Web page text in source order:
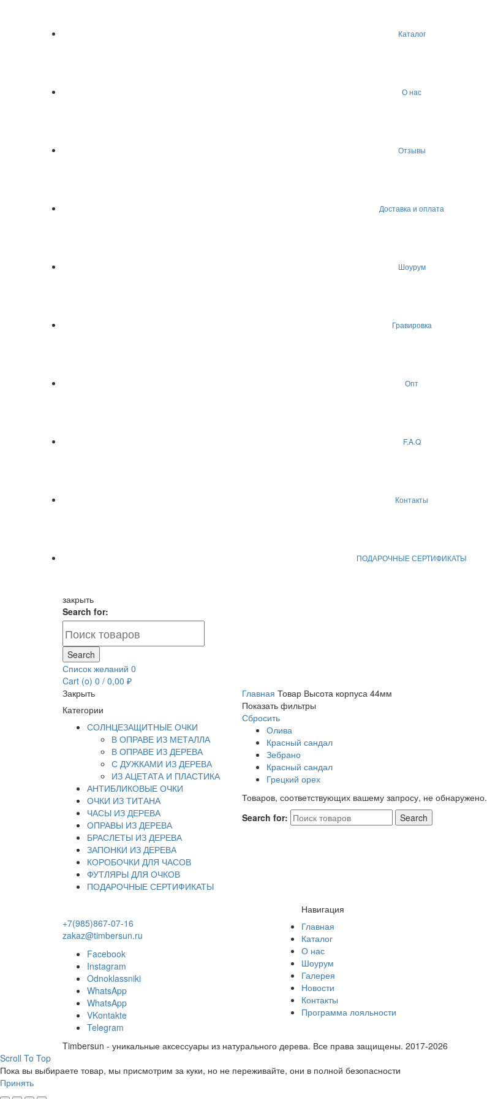
Каталог
О нас
Отзывы
Доставка и оплата
Шоурум
Гравировка
Опт
F.A.Q
Контакты
ПОДАРОЧНЫЕ СЕРТИФИКАТЫ
закрыть
Search for:
Search
Список желаний 0
Cart (o) 0 / 0,00 ₽
Главная Товар Высота корпуса44мм
Показать фильтры
Сбросить
Олива
Красный сандал
Зебрано
Красный сандал
Грецкий орех
Товаров, соответствующих вашему запросу, не обнаружено.
Search for:
Search
Закрыть
Категории
СОЛНЦЕЗАЩИТНЫЕ ОЧКИ
В ОПРАВЕ ИЗ МЕТАЛЛА
В ОПРАВЕ ИЗ ДЕРЕВА
С ДУЖКАМИ ИЗ ДЕРЕВА
ИЗ АЦЕТАТА И ПЛАСТИКА
АНТИБЛИКОВЫЕ ОЧКИ
ОЧКИ ИЗ ТИТАНА
ЧАСЫ ИЗ ДЕРЕВА
ОПРАВЫ ИЗ ДЕРЕВА
БРАСЛЕТЫ ИЗ ДЕРЕВА
ЗАПОНКИ ИЗ ДЕРЕВА
КОРОБОЧКИ ДЛЯ ЧАСОВ
ФУТЛЯРЫ ДЛЯ ОЧКОВ
ПОДАРОЧНЫЕ СЕРТИФИКАТЫ
+7(985)867-07-16
zakaz@timbersun.ru
Facebook
Instagram
Odnoklassniki
WhatsApp
WhatsApp
VKontakte
Telegram
Навигация
Главная
Каталог
О нас
Шоурум
Галерея
Новости
Контакты
Программа лояльности
Timbersun - уникальные аксессуары из натурального дерева. Все права защищены. 2017-2026
Scroll To Top
Пока вы выбираете товар, мы присмотрим за куки, но не переживайте, они в полной безопасности
Принять